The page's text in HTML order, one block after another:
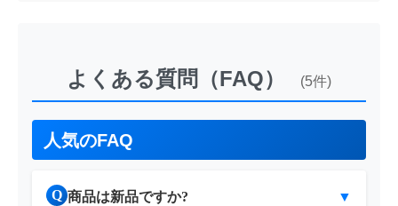
よくある質問（FAQ） (5件)
人気のFAQ
Q 商品は新品ですか? ▼